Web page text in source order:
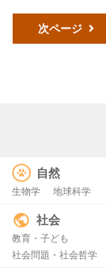
次ページ
自然
生物学 地球科学
社会
教育・子ども
社会問題・社会哲学